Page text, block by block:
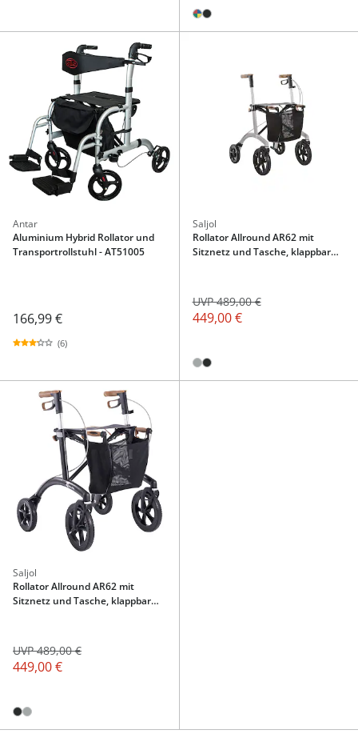
Antar
Aluminium Hybrid Rollator und
Transportrollstuhl - AT51005
166,99 €
(6)
Saljol
Rollator Allround AR62 mit
Sitznetz und Tasche, klappbar
449,00 €
UVP 489,00 €
Saljol
Rollator Allround AR62 mit
Sitznetz und Tasche, klappbar
449,00 €
UVP 489,00 €